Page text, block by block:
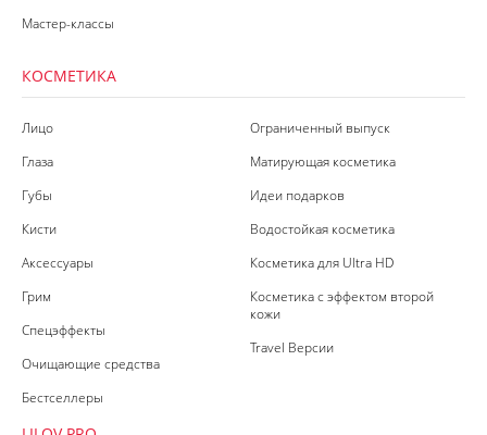
Мастер-классы
КОСМЕТИКА
Лицо
Глаза
Губы
Кисти
Аксессуары
Грим
Спецэффекты
Очищающие средства
Бестселлеры
Ограниченный выпуск
Матирующая косметика
Идеи подарков
Водостойкая косметика
Косметика для Ultra HD
Косметика с эффектом второй
кожи
Travel Версии